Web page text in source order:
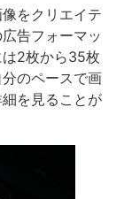
をクリエイテ
告フォーマッ
2枚から35枚
のペースで画
を見ることが